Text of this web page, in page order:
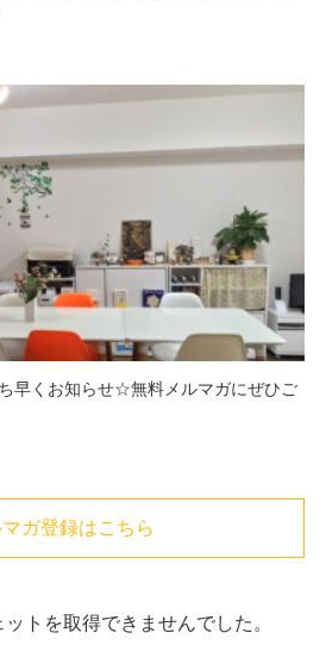
早くお知らせ☆無料メルマガにぜひご
マガ登録はこちら
トを取得できませんでした。